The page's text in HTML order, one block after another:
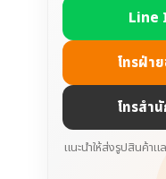
Line
โทรฝ่า
โทรสำ
แนะนำให้ส่งรูปสินค้าแ